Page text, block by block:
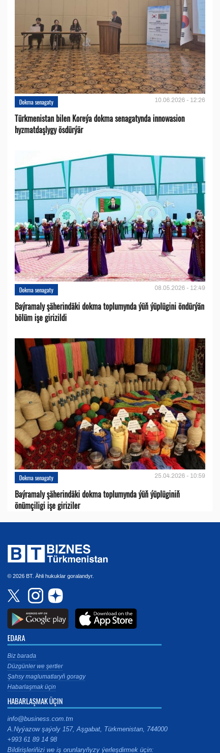
Dokma senagaty 10.06.2026 - 12:26
Türkmenistan bilen Koreýa dokma senagatynda innowasion
hyzmatdaşlygy ösdürýär
Dokma senagaty 08.05.2026 - 12:49
Baýramaly şäherindäki dokma toplumynda ýüň ýüplügini öndürýän
bölüm işe girizildi
Dokma senagaty 25.04.2026 - 10:59
Baýramaly şäherindäki dokma toplumynda ýüň ýüplüginiň
önümçiligi işe giriziler
© 2026 BT. Ähli hukuklar goralandyr.
EDARA
Biz barada
Düzgünler we şertler
Şahsy maglumatlaryň goragy
Habarlaşmak üçin
HABARLAŞMAK ÜÇIN
info@business.com.tm
A.Nyýazow şaýoly 157, Aşgabat, Türkmenistan, 744000
+993 61 89 14 98
Bildirişleriňizi we iş orunlaryňyzy ýerleşdirmek üçin: